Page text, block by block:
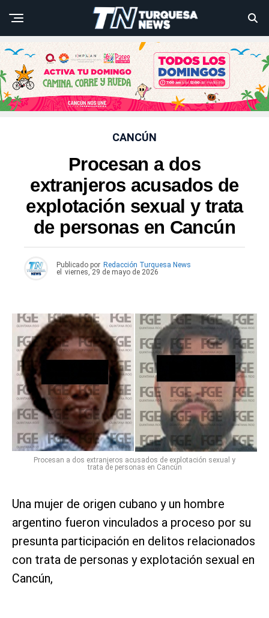
CANCÚN
Procesan a dos
extranjeros acusados de
explotación sexual y trata
de personas en Cancún
Publicado por Redacción Turquesa News
el viernes, 29 de mayo de 2026
Procesan a dos extranjeros acusados de explotación sexual y
trata de personas en Cancún
Una mujer de origen cubano y un hombre
argentino fueron vinculados a proceso por su
presunta participación en delitos relacionados
con trata de personas y explotación sexual en
Cancún,